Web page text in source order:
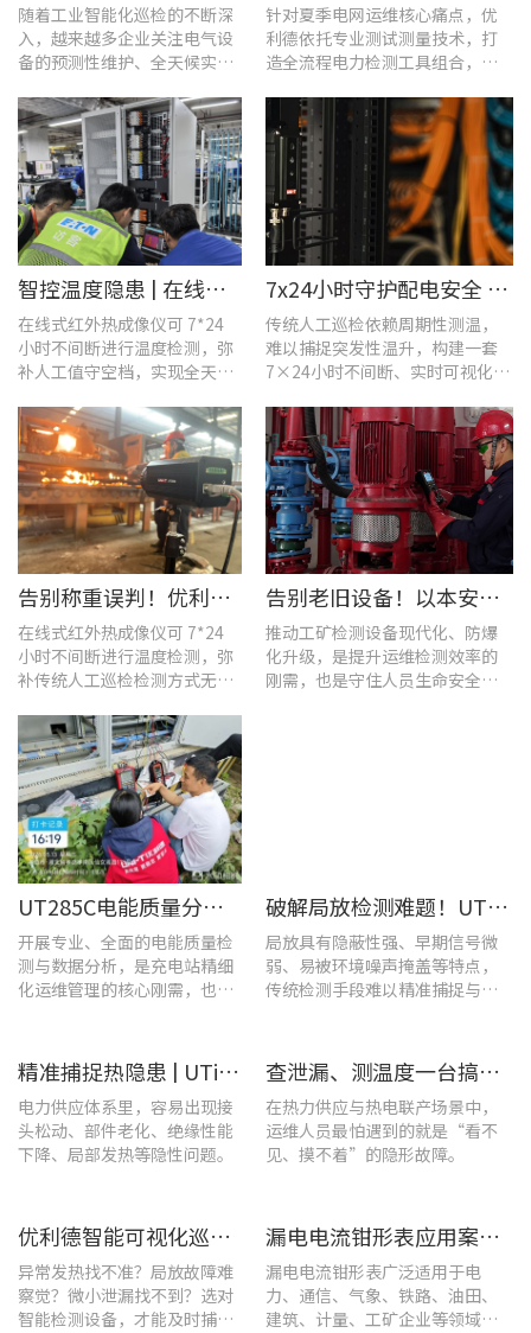
随着工业智能化巡检的不断深
入，越来越多企业关注电气设
备的预测性维护、全天候实时
查。
针对夏季电网运维核心痛点，优
利德依托专业测试测量技术，打
造全流程电力检测工具组合，覆
测及电能质量分析等核心场景
智控温度隐患 | 在线式红外热成像仪在UPS电源柜老化监测中的应用
在线式红外热成像仪可 7*24
小时不间断进行温度检测，弥
补人工值守空档，实现全天候
7x24小时守护配电安全 | 优利德在线式热成像方案在配电系统中的应用实践
传统人工巡检依赖周期性测温，
难以捕捉突发性温升，构建一套
7×24小时不间断、实时可视化的
域全时段智能测温、风险实时预
警。
告别称重误判！优利德在线式热成像仪重构新材料铸造注液控制逻辑
在线式红外热成像仪可 7*24
小时不间断进行温度检测，弥
补传统人工巡检检测方式无法
告别老旧设备！以本安型防爆产品矩阵与合规检测，守住工矿安全底线
推动工矿检测设备现代化、防爆
化升级，是提升运维检测效率的
刚需，也是守住人员生命安全、
UT285C电能质量分析仪解决充电站三相用电各类难题
开展专业、全面的电能质量检
测与数据分析，是充电站精细
化运维管理的核心刚需，也是
破解局放检测难题！UT568B手持式声学成像仪让隐患“可视化”
局放具有隐蔽性强、早期信号微
弱、易被环境噪声掩盖等特点，
传统检测手段难以精准捕捉与定
精准捕捉热隐患 | UTi1020C红外热成像仪在发电站的实测应用
电力供应体系里，容易出现接
头松动、部件老化、绝缘性能
下降、局部发热等隐性问题。
查泄漏、测温度一台搞定！UT568F红外声成像仪让设备巡检更高效
在热力供应与热电联产场景中，
运维人员最怕遇到的就是“看不
见、摸不着”的隐形故障。
优利德智能可视化巡检方案，护航油气行业高效运维
异常发热找不准？局放故障难
察觉？微小泄漏找不到？选对
智能检测设备，才能及时捕捉
漏电电流钳形表应用案例：电气设备检测
漏电电流钳形表广泛适用于电
力、通信、气象、铁路、油田、
建筑、计量、工矿企业等领域的